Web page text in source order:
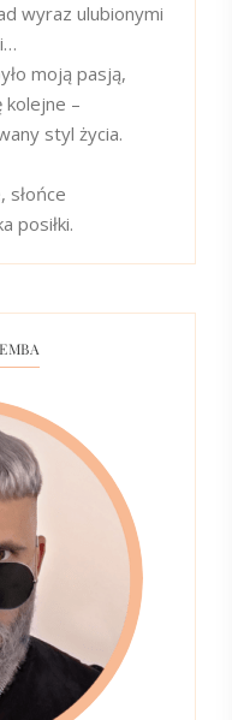
wyraz ulubionymi
moją pasją,
kolejne –
styl życia.
słońce
posiłki.